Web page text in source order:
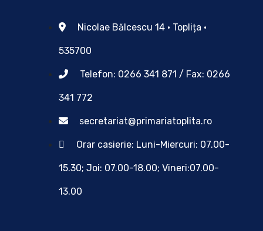
Nicolae Bălcescu 14 • Toplița •
535700
Telefon: 0266 341 871 / Fax: 0266
341 772
secretariat@primariatoplita.ro
Orar casierie: Luni-Miercuri: 07.00-
15.30; Joi: 07.00-18.00; Vineri:07.00-
13.00